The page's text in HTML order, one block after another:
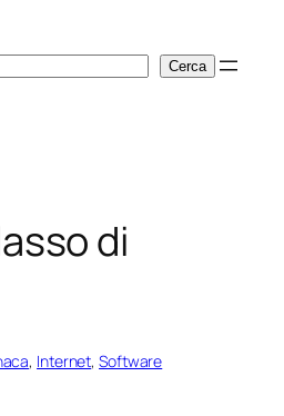
Cerca
di
, Internet, Software